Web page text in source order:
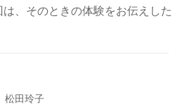
、そのときの体験をお伝えした
松田玲子